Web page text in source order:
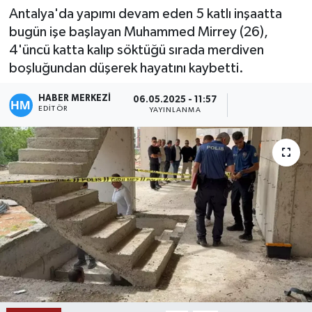
Antalya'da yapımı devam eden 5 katlı inşaatta
bugün işe başlayan Muhammed Mirrey (26),
4'üncü katta kalıp söktüğü sırada merdiven
boşluğundan düşerek hayatını kaybetti.
HABER MERKEZİ
EDITÖR
06.05.2025 - 11:57
YAYINLANMA